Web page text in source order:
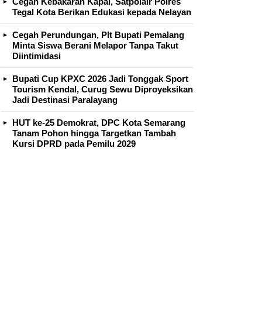
Tegal Kota Berikan Edukasi kepada Nelayan
Cegah Perundungan, Plt Bupati Pemalang
Minta Siswa Berani Melapor Tanpa Takut
Diintimidasi
Bupati Cup KPXC 2026 Jadi Tonggak Sport
Tourism Kendal, Curug Sewu Diproyeksikan
Jadi Destinasi Paralayang
HUT ke-25 Demokrat, DPC Kota Semarang
Tanam Pohon hingga Targetkan Tambah
Kursi DPRD pada Pemilu 2029